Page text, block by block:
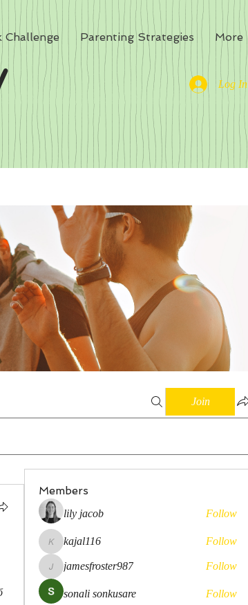
Challenge Parenting Strategies More
Log In
Join
Members
lily jacob Follow
kajal116
kajal116 Follow
jamesfroster987
jamesfroster987 Follow
sonali sonkusare Follow